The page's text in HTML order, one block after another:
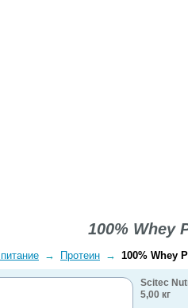
100% Whey
→ Протеин → 100% Whey
Scitec
5,00 кг